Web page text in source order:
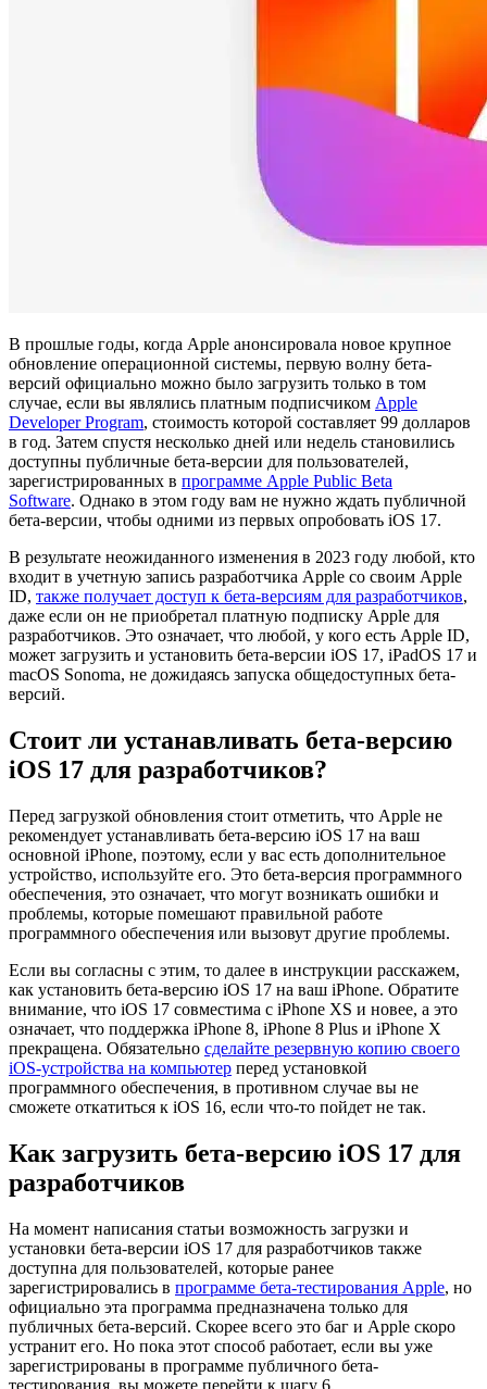
В прошлые годы, когда Apple анонсировала новое крупное
обновление операционной системы, первую волну бета-
версий официально можно было загрузить только в том
случае, если вы являлись платным подписчиком Apple
Developer Program, стоимость которой составляет 99 долларов
в год. Затем спустя несколько дней или недель становились
доступны публичные бета-версии для пользователей,
зарегистрированных в программе Apple Public Beta
Software. Однако в этом году вам не нужно ждать публичной
бета-версии, чтобы одними из первых опробовать iOS 17.
В результате неожиданного изменения в 2023 году любой, кто
входит в учетную запись разработчика Apple со своим Apple
ID, также получает доступ к бета-версиям для разработчиков,
даже если он не приобретал платную подписку Apple для
разработчиков. Это означает, что любой, у кого есть Apple ID,
может загрузить и установить бета-версии iOS 17, iPadOS 17 и
macOS Sonoma, не дожидаясь запуска общедоступных бета-
версий.
Стоит ли устанавливать бета-версию
iOS 17 для разработчиков?
Перед загрузкой обновления стоит отметить, что Apple не
рекомендует устанавливать бета-версию iOS 17 на ваш
основной iPhone, поэтому, если у вас есть дополнительное
устройство, используйте его. Это бета-версия программного
обеспечения, это означает, что могут возникать ошибки и
проблемы, которые помешают правильной работе
программного обеспечения или вызовут другие проблемы.
Если вы согласны с этим, то далее в инструкции расскажем,
как установить бета-версию iOS 17 на ваш iPhone. Обратите
внимание, что iOS 17 совместима с iPhone XS и новее, а это
означает, что поддержка iPhone 8, iPhone 8 Plus и iPhone X
прекращена. Обязательно сделайте резервную копию своего
iOS-устройства на компьютер перед установкой
программного обеспечения, в противном случае вы не
сможете откатиться к iOS 16, если что-то пойдет не так.
Как загрузить бета-версию iOS 17 для
разработчиков
На момент написания статьи возможность загрузки и
установки бета-версии iOS 17 для разработчиков также
доступна для пользователей, которые ранее
зарегистрировались в программе бета-тестирования Apple, но
официально эта программа предназначена только для
публичных бета-версий. Скорее всего это баг и Apple скоро
устранит его. Но пока этот способ работает, если вы уже
зарегистрированы в программе публичного бета-
тестирования, вы можете перейти к шагу 6.